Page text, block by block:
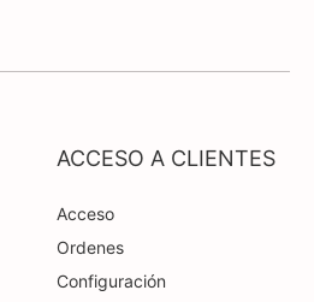
ACCESO A CLIENTES
Acceso
Ordenes
Configuración